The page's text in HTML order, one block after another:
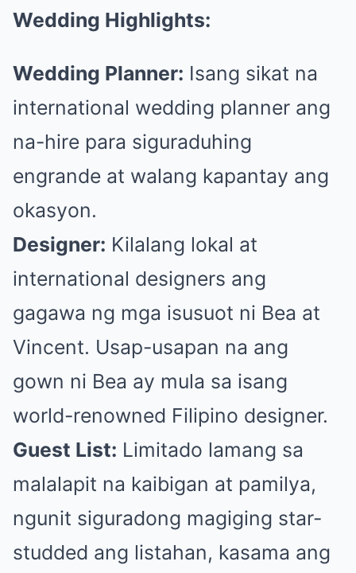
Wedding Highlights:
Wedding Planner: Isang sikat na
international wedding planner ang
na-hire para siguraduhing
engrande at walang kapantay ang
okasyon.
Designer: Kilalang lokal at
international designers ang
gagawa ng mga isusuot ni Bea at
Vincent. Usap-usapan na ang
gown ni Bea ay mula sa isang
world-renowned Filipino designer.
Guest List: Limitado lamang sa
malalapit na kaibigan at pamilya,
ngunit siguradong magiging star-
studded ang listahan, kasama ang